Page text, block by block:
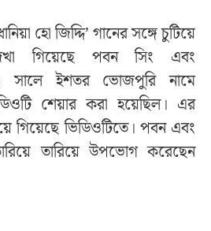
হো জিদ্দি’ গানের সঙ্গে চুটিয়ে
গিয়েছে পবন সিং এবং
সালে ইশতর ভোজপুরি নামে
শেয়ার করা হয়েছিল। এর
গিয়েছে ভিডিওটিতে। পবন এবং
তারিয়ে উপভোগ করেছেন